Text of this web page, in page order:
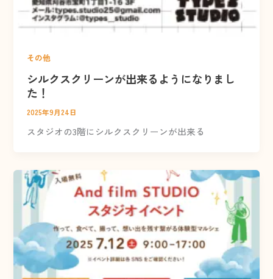
その他
シルクスクリーンが出来るようになりまし
た！
2025年9月24日
スタジオの3階にシルクスクリーンが出来る